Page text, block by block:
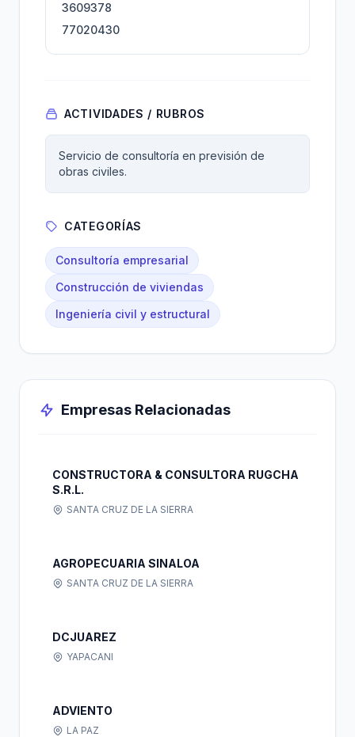
3609378
77020430
ACTIVIDADES / RUBROS
Servicio de consultoría en previsión de
obras civiles.
CATEGORÍAS
Consultoría empresarial
Construcción de viviendas
Ingeniería civil y estructural
Empresas Relacionadas
CONSTRUCTORA & CONSULTORA RUGCHA
S.R.L.
SANTA CRUZ DE LA SIERRA
AGROPECUARIA SINALOA
SANTA CRUZ DE LA SIERRA
DCJUAREZ
YAPACANI
ADVIENTO
LA PAZ